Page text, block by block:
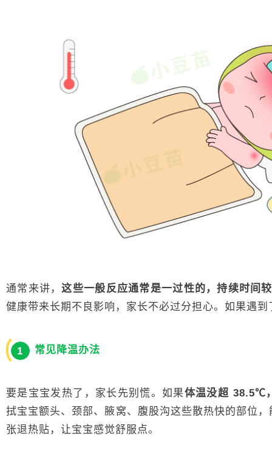
通常来讲，这些一般反应通常是一过性的，持续时间
健康带来长期不良影响，家长不必过分担心。如果遇
1 常见降温办法
要是宝宝发热了，家长先别慌。如果体温没超 38.5℃
拭宝宝额头、颈部、腋窝、腹股沟这些散热快的部位
张退热贴，让宝宝感觉舒服点。